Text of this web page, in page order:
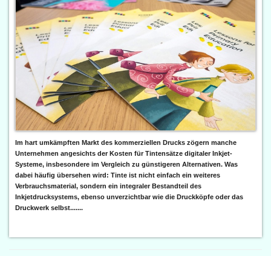
Im hart umkämpften Markt des kommerziellen Drucks zögern manche
Unternehmen angesichts der Kosten für Tintensätze digitaler Inkjet-
Systeme, insbesondere im Vergleich zu günstigeren Alternativen. Was
dabei häufig übersehen wird: Tinte ist nicht einfach ein weiteres
Verbrauchsmaterial, sondern ein integraler Bestandteil des
Inkjetdrucksystems, ebenso unverzichtbar wie die Druckköpfe oder das
Druckwerk selbst.......